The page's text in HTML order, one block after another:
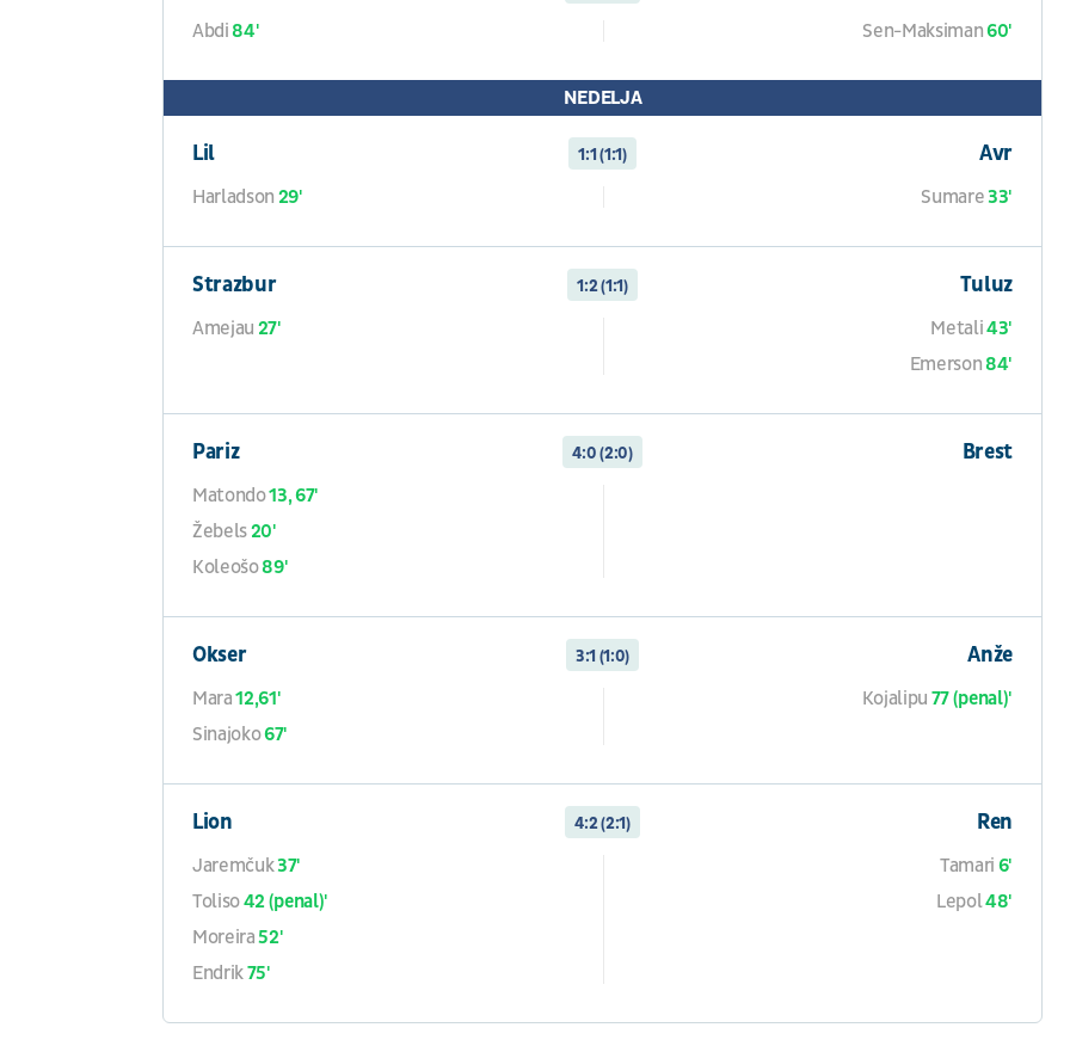
Abdi 84' Sen-Maksiman60'
NEDELJA
Lil 1:1 (1:1) Avr
Harladson 29' Sumare 33'
Strazbur 1:2 (1:1) Tuluz
Amejau 27' Metali43'
Emerson 84'
Pariz 4:0 (2:0) Brest
Matondo13, 67'
Žebels20'
Koleošo89'
Okser 3:1 (1:0) Anže
Mara12,61'
Sinajoko67'
Kojalipu 77 (penal)'
Lion 4:2 (2:1) Ren
Jaremčuk37'
Toliso42 (penal)'
Moreira52'
Endrik75'
Tamari 6'
Lepol48'